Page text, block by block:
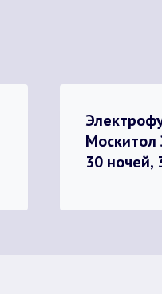
Москитол
30 ночей,